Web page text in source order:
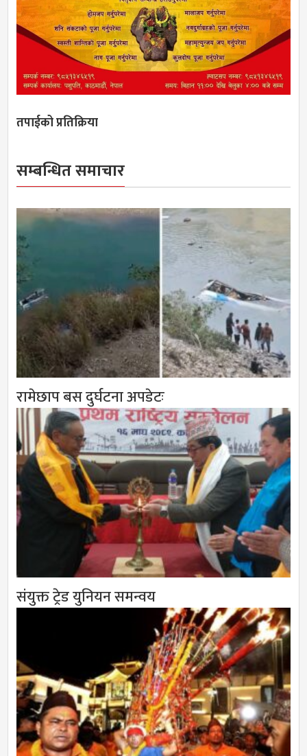
तपाईको प्रतिक्रिया
सम्बन्धित समाचार
रामेछाप बस दुर्घटना अपडेटः
संयुक्त ट्रेड युनियन समन्वय